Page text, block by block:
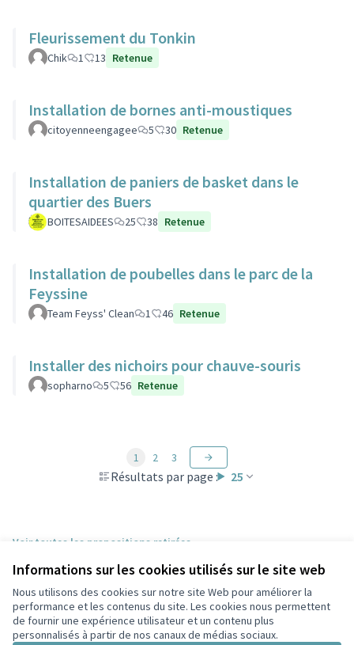
Informations sur les cookies utilisés sur le site web
Nous utilisons des cookies sur notre site Web pour améliorer la
performance et les contenus du site. Les cookies nous permettent
de fournir une expérience utilisateur et un contenu plus
personnalisés à partir de nos canaux de médias sociaux.
Fleurissement du Tonkin
Chik 1 13 Retenue
Installation de bornes anti-moustiques
citoyenneengagee 5 30 Retenue
Installation de paniers de basket dans le
quartier des Buers
BOITESAIDEES 25 38 Retenue
Installation de poubelles dans le parc de la
Feyssine
Team Feyss' Clean 1 46 Retenue
Installer des nichoirs pour chauve-souris
sopharno 5 56 Retenue
Résultats par page : 25
1 2 3
Voir toutes les propositions retirées
Conditions d'utilisation
Paramètres des cookies
Participez Villeurbanne sur X
Participez Villeurbanne sur Facebook
Participez Villeurbanne sur Instagram
Participez Villeurbanne sur YouTube